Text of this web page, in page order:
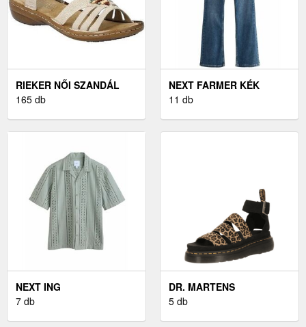
RIEKER NŐI SZANDÁL
165 db
NEXT FARMER KÉK
FARMER / SÖTÉTKÉK
11 db
NEXT ING
PASZTELLZÖLD
7 db
DR. MARTENS
SZANDÁLOK 'CLARISSA
5 db